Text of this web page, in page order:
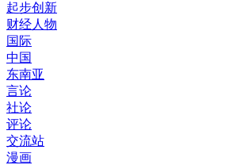
起步创新
财经人物
国际
中国
东南亚
言论
社论
评论
交流站
漫画